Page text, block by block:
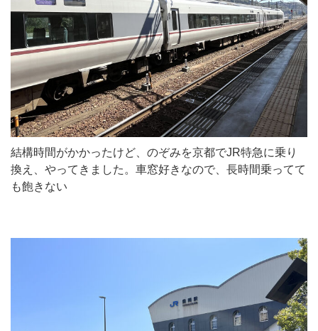
結構時間がかかったけど、のぞみを京都でJR特急に乗り
換え、やってきました。車窓好きなので、長時間乗ってて
も飽きない